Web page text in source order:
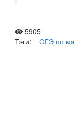
5905
Тэги:
ОГЭ по